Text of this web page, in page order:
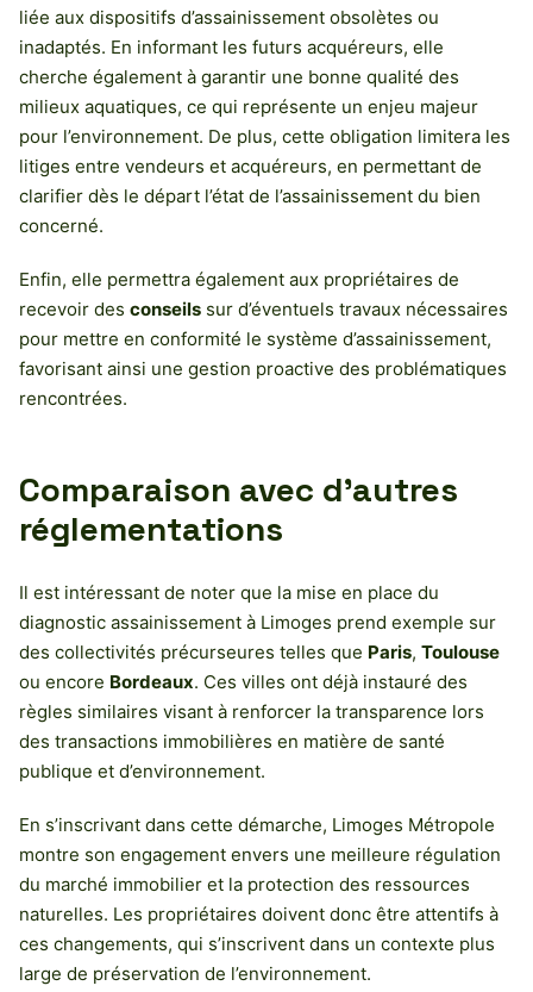
liée aux dispositifs d’assainissement obsolètes ou
inadaptés. En informant les futurs acquéreurs, elle
cherche également à garantir une bonne qualité des
milieux aquatiques, ce qui représente un enjeu majeur
pour l’environnement. De plus, cette obligation limitera les
litiges entre vendeurs et acquéreurs, en permettant de
clarifier dès le départ l’état de l’assainissement du bien
concerné.
Enfin, elle permettra également aux propriétaires de
recevoir des conseils sur d’éventuels travaux nécessaires
pour mettre en conformité le système d’assainissement,
favorisant ainsi une gestion proactive des problématiques
rencontrées.
Comparaison avec d’autres
réglementations
Il est intéressant de noter que la mise en place du
diagnostic assainissement à Limoges prend exemple sur
des collectivités précurseures telles que Paris, Toulouse
ou encore Bordeaux. Ces villes ont déjà instauré des
règles similaires visant à renforcer la transparence lors
des transactions immobilières en matière de santé
publique et d’environnement.
En s’inscrivant dans cette démarche, Limoges Métropole
montre son engagement envers une meilleure régulation
du marché immobilier et la protection des ressources
naturelles. Les propriétaires doivent donc être attentifs à
ces changements, qui s’inscrivent dans un contexte plus
large de préservation de l’environnement.